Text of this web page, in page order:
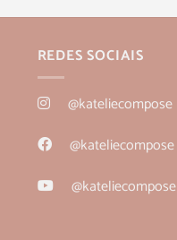
REDES SOCIAIS
@kateliecompose
@kateliecompose
@kateliecompose